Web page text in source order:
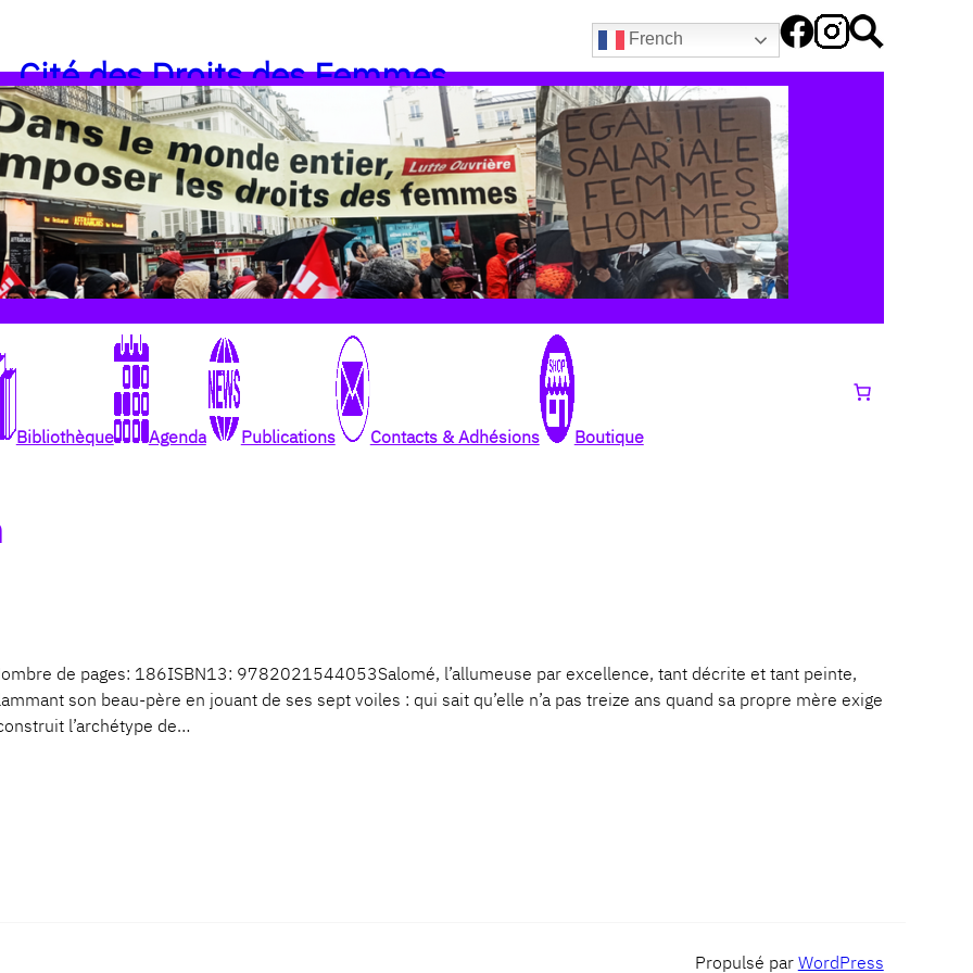
French
Cité des Droits des Femmes
Bibliothèque Agenda Publications Contacts & Adhésions Boutique
de pages: 186ISBN13: 9782021544053Salomé, l’allumeuse par excellence, tant décrite et tant peinte,
son beau-père en jouant de ses sept voiles : qui sait qu’elle n’a pas treize ans quand sa propre mère exige
l’archétype de…
Propulsé par WordPress